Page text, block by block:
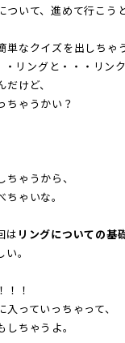
ついて、進めて行こう
単なクイズを出しちゃ
・リングと・・・リンク
だけど、
ちゃうかい？
ちゃうから、
ちゃいな。
は リングについての基
。
！！
っていっちゃって、
しちゃうよ。